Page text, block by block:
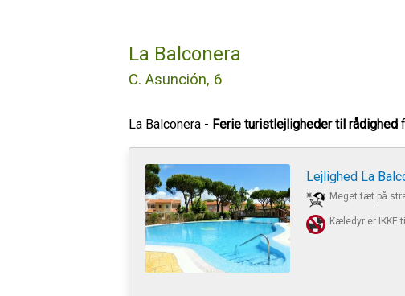
La Balconera
C. Asunción, 6
La Balconera - Ferie turistlejligheder til rådighed
Lejlighed La
Meget tæt på
Kæledyr er IKKE